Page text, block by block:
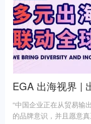
EGA 出海视界 |
“中国企业正在从贸易输
的品牌意识，并且愿意